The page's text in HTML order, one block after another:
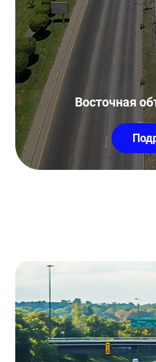
Восточная